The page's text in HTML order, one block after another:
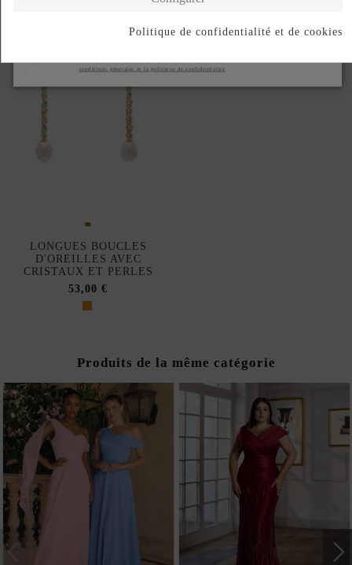
LONGUES BOUCLES
D'OREILLES AVEC
CRISTAUX ET PERLES
53,00 €
Produits de la même catégorie
conditions générales et la politique de confidentialité
Politique de confidentialité et de cookies